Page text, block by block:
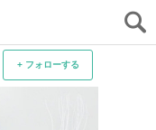
+ フォローする